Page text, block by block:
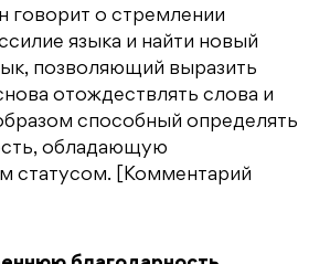
говорит о стремлении
языка и найти новый
позволяющий выразить
отождествлять слова и
способный определять
обладающую
статусом. [Комментарий